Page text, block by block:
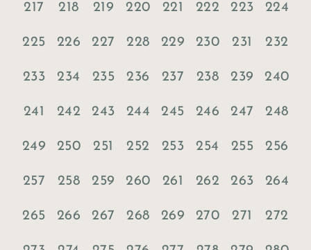
217 218 219 220 221 222 223 224
225 226 227 228 229 230 231 232
233 234 235 236 237 238 239 240
241 242 243 244 245 246 247 248
249 250 251 252 253 254 255 256
257 258 259 260 261 262 263 264
265 266 267 268 269 270 271 272